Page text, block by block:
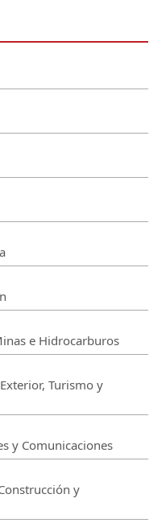
e Hidrocarburos
Turismo y
y Comunicaciones
y